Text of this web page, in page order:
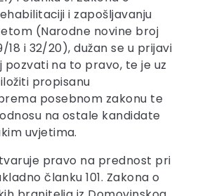
i zapošljavanju
(Narodne novine broj
18 i 32/20), dužan se u prijavi
pozvati na to pravo, te je uz
propisanu
posebnom zakonu te
na ostale kandidate
uvjetima.
pravo na prednost pri
članku 101. Zakona o